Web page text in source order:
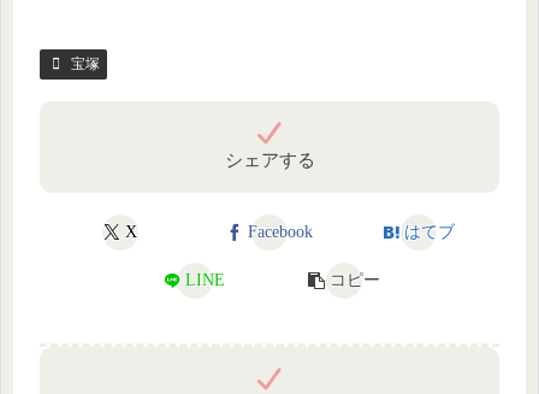
宝塚
シェアする
X Facebook はてブ
LINE コピー